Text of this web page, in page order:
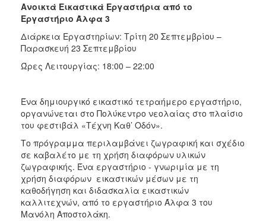
Ανοικτά Εικαστικά Εργαστήρια από το
Εργαστήριο Άλφα 3
Διάρκεια Εργαστηρίων: Τρίτη 20 Σεπτεμβρίου –
Παρασκευή 23 Σεπτεμβρίου
Ώρες Λειτουργίας: 18:00 – 22:00
Ένα δημιουργικό εικαστικό τετραήμερο εργαστήριο,
οργανώνεται στο Πολύκεντρο νεολαίας στο πλαίσιο
του φεστιβάλ «Τέχνη Καθ’ Οδόν».
Το πρόγραμμα περιλαμβάνει ζωγραφική και σχέδιο
σε καβαλέτο με τη χρήση διαφόρων υλικών
ζωγραφικής. Ένα εργαστήριο - γνωριμία με τη
χρήση διαφόρων εικαστικών μέσων με τη
καθοδήγηση και διδασκαλία εικαστικών
καλλιτεχνών, από το εργαστήριο Άλφα 3 του
Μανόλη Αποστολάκη.